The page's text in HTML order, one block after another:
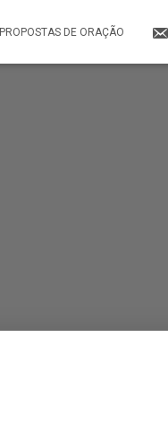
PROPOSTAS DE ORAÇÃO